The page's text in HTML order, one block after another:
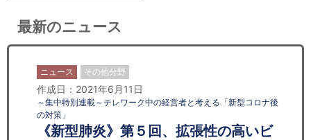
最新のニュース
ニュース その他分野
作成日：2021年6月11日
～集中特別連載～テレワーク中の経営者と考える「新型コロナ後
の対策」
《新型肺炎》第５回、拡張性の高いビ